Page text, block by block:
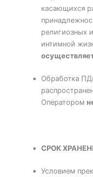
касающихся
религиозных
интимной
Обработка
Оператором
СРОК
Условием